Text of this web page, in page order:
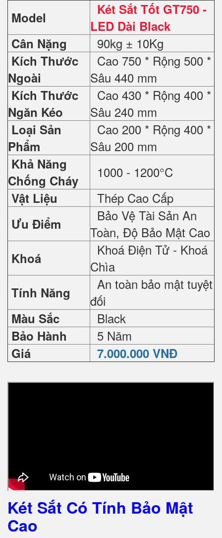
Model
Két Sắt Tốt GT750 -
LED Dài Black
Cân Nặng
90kg ± 10Kg
Kích Thước
Ngoài
Cao 750 * Rộng 500 *
Sâu 440 mm
Kích Thước
Ngăn Kéo
Cao 430 * Rộng 400 *
Sâu 240 mm
Loại Sản
Phẩm
Cao 200 * Rộng 400 *
Sâu 200 mm
Khả Năng
Chống Cháy
1000 - 1200°C
Vật Liệu Thép Cao Cấp
Ưu Điểm
Bảo Vệ Tài Sản An
Toàn, Độ Bảo Mật Cao
Khoá
Khoá Điện Tử - Khoá
Chìa
Tính Năng
An toàn bảo mật tuyệt
đối
Màu Sắc Black
Bảo Hành 5 Năm
Giá 7.000.000 VNĐ
Két Sắt Có Tính Bảo Mật
Cao